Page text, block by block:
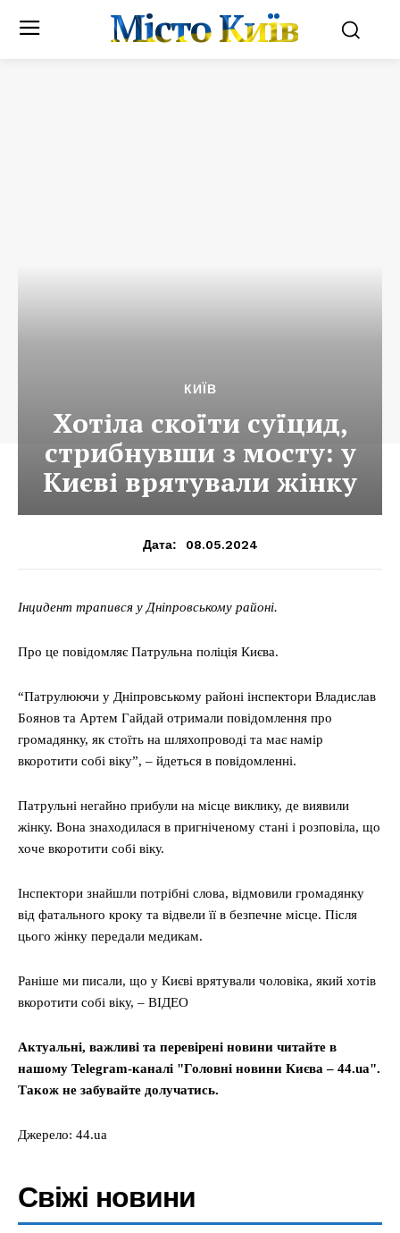
Місто Київ
КИЇВ
Хотіла скоїти суїцид,
стрибнувши з мосту: у
Києві врятували жінку
Дата: 08.05.2024
Інцидент трапився у Дніпровському районі.
Про це повідомляє Патрульна поліція Києва.
“Патрулюючи у Дніпровському районі інспектори Владислав
Боянов та Артем Гайдай отримали повідомлення про
громадянку, як стоїть на шляхопроводі та має намір
вкоротити собі віку”, – йдеться в повідомленні.
Патрульні негайно прибули на місце виклику, де виявили
жінку. Вона знаходилася в пригніченому стані і розповіла, що
хоче вкоротити собі віку.
Інспектори знайшли потрібні слова, відмовили громадянку
від фатального кроку та відвели її в безпечне місце. Після
цього жінку передали медикам.
Раніше ми писали, що у Києві врятували чоловіка, який хотів
вкоротити собі віку, – ВІДЕО
Актуальні, важливі та перевірені новини читайте в
нашому Telegram-каналі "Головні новини Києва – 44.ua".
Також не забувайте долучатись.
Джерело: 44.ua
Свіжі новини